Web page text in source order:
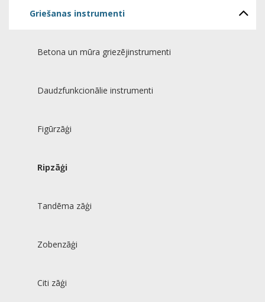
Griešanas instrumenti
Betona un mūra griezējinstrumenti
Daudzfunkcionālie instrumenti
Figūrzāģi
Ripzāģi
Tandēma zāģi
Zobenzāģi
Citi zāģi